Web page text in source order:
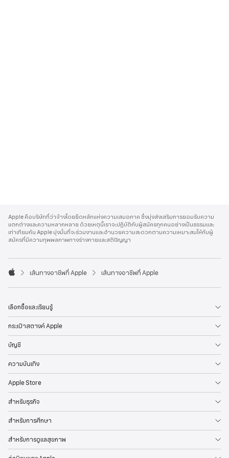
p
p
l
e
o
t
r
Apple คือบริษัทที่ว่าจ้างโดยยึดหลักแห่งความเสมอภาค ซึ่งมุ่งส่งเสริมการยอมรับความ
แตกต่างและความหลากหลาย ด้วยเหตุนี้เราจะปฏิบัติกับผู้สมัครทุกคนอย่างเป็นธรรมและ
เท่าเทียมกัน Apple มุ่งมั่นที่จะร่วมงานและอำนวยความสะดวกตามความเหมาะสมให้กับผู้
สมัครที่มีความทุพพลภาพทางร่างกายและสติปัญญา

p
l
เส้นทางอาชีพที่ Apple เส้นทางอาชีพที่ Apple
เลือกซื้อและเรียนรู้
กระเป๋าสตางค์ Apple
บัญชี
ความบันเทิง
Apple Store
สำหรับธุรกิจ
สำหรับการศึกษา
สำหรับการดูแลสุขภาพ